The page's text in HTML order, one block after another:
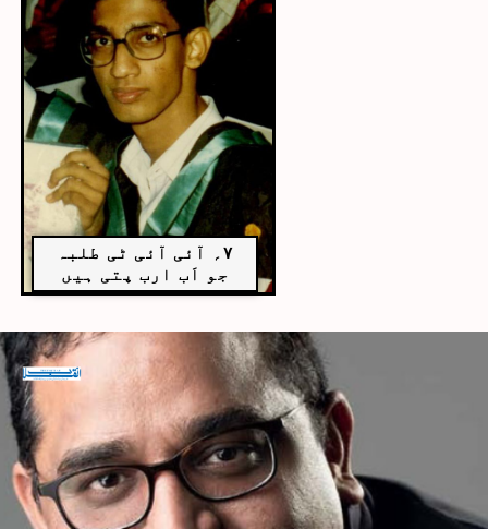
۷؍ آئی آئی ٹی طلبہ
جو اَب ارب پتی ہیں